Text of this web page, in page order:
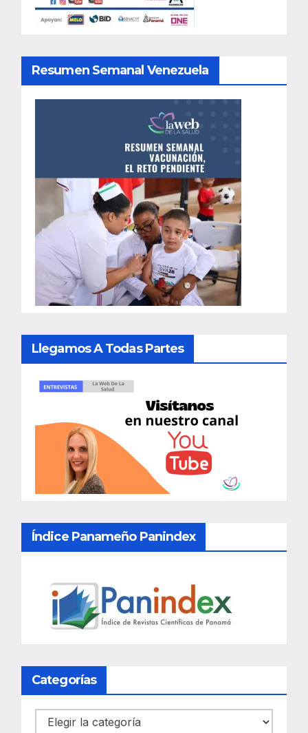
Resumen Semanal Venezuela
Llegamos A Todas Partes
Índice Panameño Panindex
Categorías
Categorías